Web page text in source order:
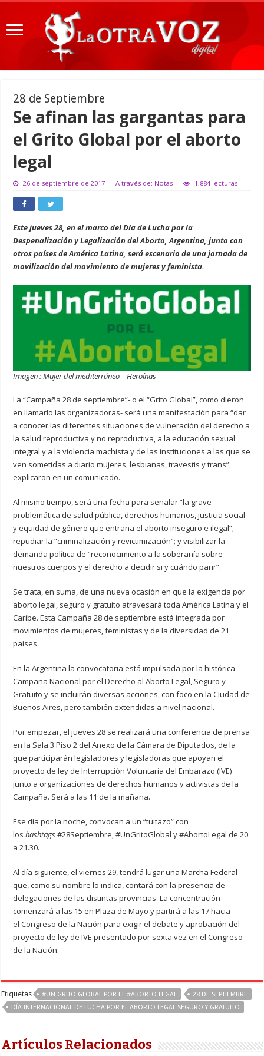
28 de Septiembre
Se afinan las gargantas para
el Grito Global por el aborto
legal
26 de septiembre de 2017 A través de: Notas 1,884 lecturas
Este jueves 28, en el marco del Día de Lucha por la
Despenalización y Legalización del Aborto, Argentina, junto con
otros países de América Latina, será escenario de una jornada de
movilización del movimiento de mujeres y feminista.
Imagen : Mujer del mediterráneo – Heroínas
La “Campaña 28 de septiembre”- o el “Grito Global”, como dieron
en llamarlo las organizadoras- será una manifestación para “dar
a conocer las diferentes situaciones de vulneración del derecho a
la salud reproductiva y no reproductiva, a la educación sexual
integral y a la violencia machista y de las instituciones a las que se
ven sometidas a diario mujeres, lesbianas, travestis y trans”,
explicaron en un comunicado.
Al mismo tiempo, será una fecha para señalar “la grave
problemática de salud pública, derechos humanos, justicia social
y equidad de género que entraña el aborto inseguro e ilegal”;
repudiar la “criminalización y revictimización”; y visibilizar la
demanda política de “reconocimiento a la soberanía sobre
nuestros cuerpos y el derecho a decidir si y cuándo parir”.
Se trata, en suma, de una nueva ocasión en que la exigencia por
aborto legal, seguro y gratuito atravesará toda América Latina y el
Caribe. Esta Campaña 28 de septiembre está integrada por
movimientos de mujeres, feministas y de la diversidad de 21
países.
En la Argentina la convocatoria está impulsada por la histórica
Campaña Nacional por el Derecho al Aborto Legal, Seguro y
Gratuito y se incluirán diversas acciones, con foco en la Ciudad de
Buenos Aires, pero también extendidas a nivel nacional.
Por empezar, el jueves 28 se realizará una conferencia de prensa
en la Sala 3 Piso 2 del Anexo de la Cámara de Diputados, de la
que participarán legisladores y legisladoras que apoyan el
proyecto de ley de Interrupción Voluntaria del Embarazo (IVE)
junto a organizaciones de derechos humanos y activistas de la
Campaña. Será a las 11 de la mañana.
Ese día por la noche, convocan a un “tuitazo” con
loshashtags#28Septiembre, #UnGritoGlobal y #AbortoLegal de 20
a 21.30.
Al día siguiente, el viernes 29, tendrá lugar una Marcha Federal
que, como su nombre lo indica, contará con la presencia de
delegaciones de las distintas provincias. La concentración
comenzará a las 15 en Plaza de Mayo y partirá a las 17 hacia
el Congreso de la Nación para exigir el debate y aprobación del
proyecto de ley de IVE presentado por sexta vez en el Congreso
de la Nación.
Etiquetas #UN GRITO GLOBAL POR EL #ABORTO LEGAL
28 DE SEPTIEMBRE
DÍA INTERNACIONAL DE LUCHA POR EL ABORTO LEGAL SEGURO Y GRATUITO
Artículos Relacionados